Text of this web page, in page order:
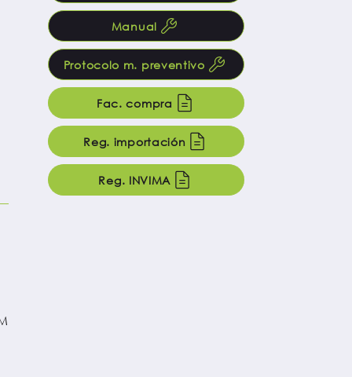
Manual
Protocolo m. preventivo
Fac. compra
Reg. importación
Reg. INVIMA